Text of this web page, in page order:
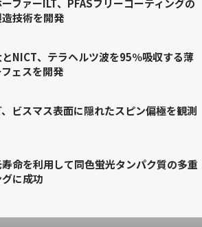
ファーILT、PFASフリーコーティングの
技術を開発
NICT、テラヘルツ波を95％吸収する薄
ェスを開発
ビスマス表面に隠れたスピン偏極を観測
命を利用して同色蛍光タンパク質の多重
に成功